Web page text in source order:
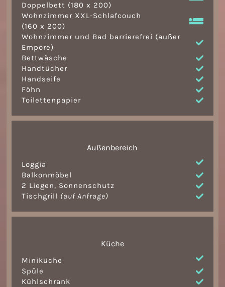
Doppelbett (180 x 200)
Wohnzimmer XXL-Schlafcouch
(160 x 200)
Wohnzimmer und Bad barrierefrei (außer
Empore)
Bettwäsche
Handtücher
Handseife
Föhn
Toilettenpapier
Außenbereich
Loggia
Balkonmöbel
2 Liegen, Sonnenschutz
Tischgrill (auf Anfrage)
Küche
Miniküche
Spüle
Kühlschrank